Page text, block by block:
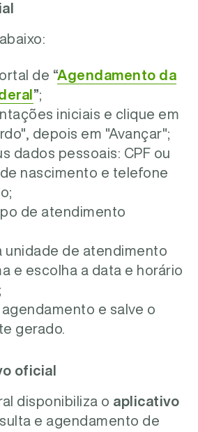
de “Agendamento da
”;
iniciais e clique em
depois em "Avançar";
dados pessoais: CPF ou
nascimento e telefone
de atendimento
unidade de atendimento
e escolha a data e horário
e salve o
gerado.
oficial
disponibiliza o aplicativo
e agendamento de